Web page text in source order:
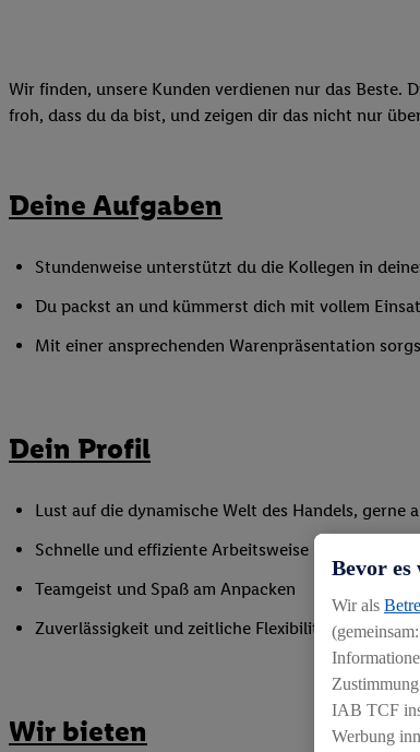
Wir finden, unsere Kunden verdienen nur das Beste.
froh, dass du da bist, und zeigen dir das nicht nur
Deine Aufgaben
Stundenweise unterstützt du die Kollegen in
Du packst an und kümmerst dich mit vollem
Mit einer ansprechenden Warenpräsentation
Dein Profil
Lust auf die dynamische Welt des Handels, gerne
Schnelle und effiziente Arbeitsweise
Teamgeist und Spaß am Anpacken
Zuverlässigkeit und zeitliche Flexibilität zur
Wir bieten
Bevor
Wir als
IAB TCF
Werbung